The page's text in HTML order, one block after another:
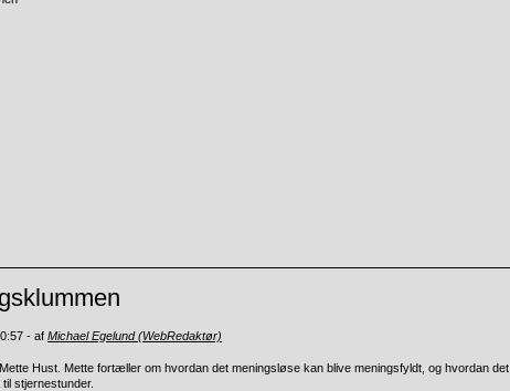
- af Michael Egelund (WebRedaktør)
Hust. Mette fortæller om hvordan det meningsløse kan blive meningsfyldt, og hvordan det
stjernestunder.